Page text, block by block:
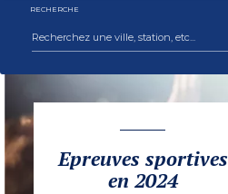
RECHERCHE
Epreuves sportives
en 2024